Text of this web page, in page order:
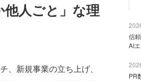
人ごと」な理
新規事業の立ち上げ、
信
AI
PR